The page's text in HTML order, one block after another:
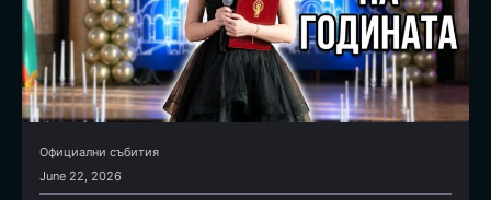
Официални събития
June 22, 2026